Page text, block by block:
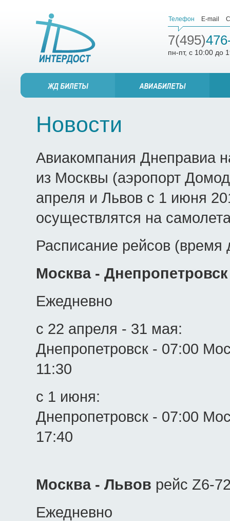
Телефон E-mail
7(495)
пн-пт, с 10:00 до
Новости
Авиакомпания Днеправиа
из Москвы (аэропорт
апреля и Львов с 1 июня
осуществлятся на
Расписание рейсов (время
Москва - Днепропетровск
Ежедневно
с 22 апреля - 31 мая:
Днепропетровск - 07:00
11:30
с 1 июня:
Днепропетровск - 07:00
17:40
Москва - Львов рейс Z6-
Ежедневно